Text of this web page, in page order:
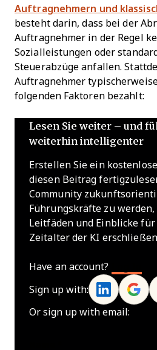
Auftragnehmern und
besteht darin, dass bei der
Auftragnehmer in der Regel
Sozialleistungen oder
Steuerabzüge anfallen.
Auftragnehmer
folgenden Faktoren bezahlt:
Lesen Sie weiter – und
weiterhin intelligenter
Erstellen Sie ein
diesen Beitrag
Community
Führungskräfte zu werden,
Leitfäden und Einblicke
Zeitalter der KI
Have an account?
Sign up with:
Or sign up with email: